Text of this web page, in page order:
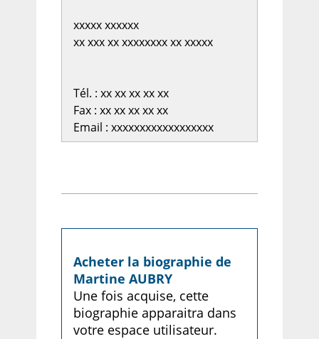
xxxxx xxxxxx
xx xxx xx xxxxxxxx xx xxxxx
Tél. : xx xx xx xx xx
Fax : xx xx xx xx xx
Email : xxxxxxxxxxxxxxxxxx
Acheter la biographie de
Martine AUBRY
Une fois acquise, cette
biographie apparaitra dans
votre espace utilisateur.